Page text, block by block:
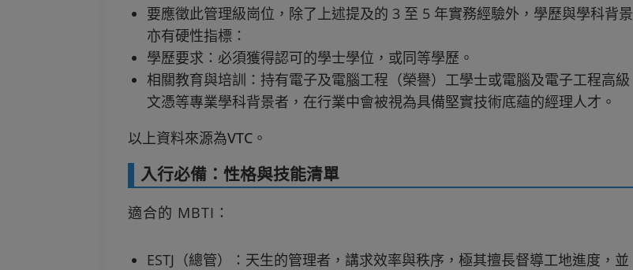
要應徵此管理級崗位，除了上述提及的 3 至 5 年實務經驗外，學歷與學科背景
亦有硬性指標：
學歷要求：必須獲得認可的學士學位，或同等學歷。
相關教育與培訓：持有電子及電腦工程（榮譽）工學士或電腦及電子工程高級
文憑等專業學科背景者，在行業中會被視為具備堅實技術底蘊的經理人才。
以上資料來源為VTC。
入行必備：性格與技能清單
適合的 MBTI：
ESTJ（總管）：天生的管理者，講求效率與秩序，極其擅長督導工地進度，並